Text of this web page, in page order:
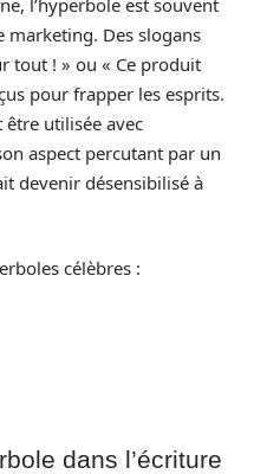
marketing. Des slogans
tout ! » ou « Ce produit
pour frapper les esprits.
utilisée avec
aspect percutant par un
devenir désensibilisé à
célèbres :
dans l’écriture